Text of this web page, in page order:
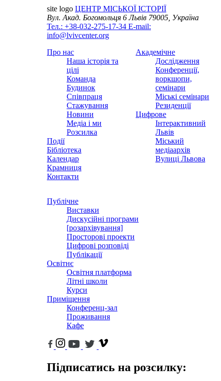
site logo ЦЕНТР МІСЬКОЇ ІСТОРІЇ
Вул. Акад. Богомольця 6Львів 79005, Україна
Тел.: +38-032-275-17-34 E-mail:
info@lvivcenter.org
Про нас
Наша історія та
цілі
Команда
Будинок
Співпраця
Стажування
Новини
Медіа і ми
Розсилка
Події
Бібліотека
Календар
Крамниця
Контакти
Академічне
Дослідження
Конференції,
воркшопи,
семінари
Міські семінари
Резиденції
Цифрове
Інтерактивний
Львів
Міський
медіаархів
Вулиці Львова
Публічне
Виставки
Дискусійні програми
[розархівування]
Просторові проекти
Цифрові розповіді
Публікації
Освітнє
Освітня платформа
Літні школи
Курси
Приміщення
Конференц-зал
Проживання
Кафе
Підписатись на розсилку: